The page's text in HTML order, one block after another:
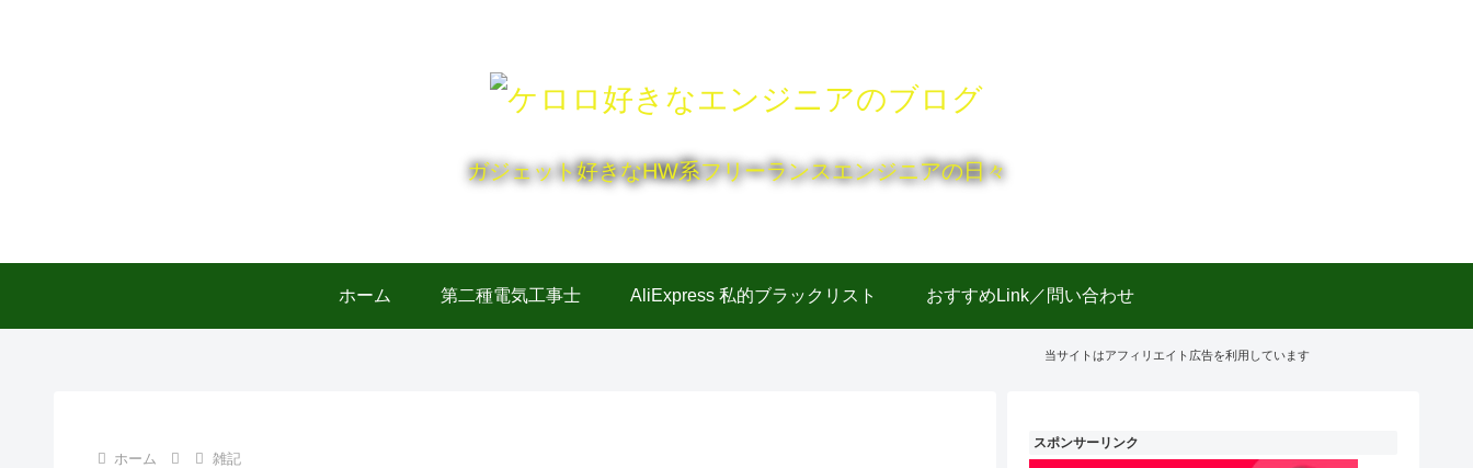
ガジェット好きなHW系フリーランスエンジニアの日々
ホーム 第二種電気工事士 AliExpress 私的ブラックリスト おすすめLink／問い合わせ
当サイトはアフィリエイト広告を利用しています
ホーム 雑記
スポンサーリンク